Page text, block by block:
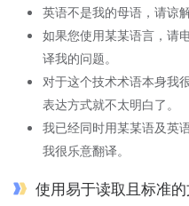
英语不是我的母语，请谅
如果您使用某某语言，请
译我的问题。
对于这个技术术语本身我
表达方式就不太明白了。
我已经同时用某某语及英
我很乐意翻译。
使用易于读取且标准